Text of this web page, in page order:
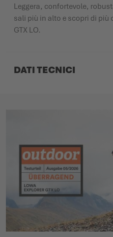
Leggera, confortevole,
sali più in alto e scopri di più
GTX LO.
DATI TECNICI